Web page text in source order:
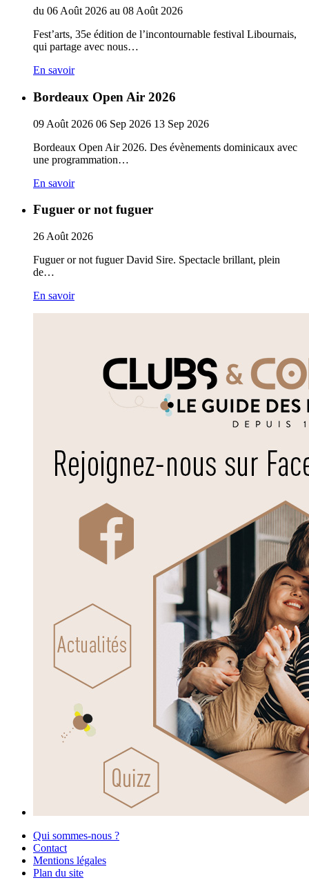
du 06 Août 2026 au 08 Août 2026
Fest’arts, 35e édition de l’incontournable festival Libournais,
qui partage avec nous…
En savoir
Bordeaux Open Air 2026
09 Août 2026 06 Sep 2026 13 Sep 2026
Bordeaux Open Air 2026. Des évènements dominicaux avec
une programmation…
En savoir
Fuguer or not fuguer
26 Août 2026
Fuguer or not fuguer David Sire. Spectacle brillant, plein
de…
En savoir
Qui sommes-nous ?
Contact
Mentions légales
Plan du site